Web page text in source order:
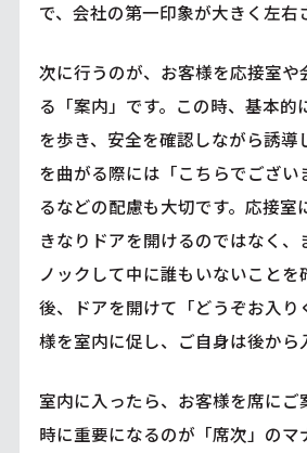
で、会社の第一印象が大きく左右
次に行うのが、お客様を応接室や
る「案内」です。この時、基本的
を歩き、安全を確認しながら誘導
を曲がる際には「こちらでござい
るなどの配慮も大切です。応接室
きなりドアを開けるのではなく、
ノックして中に誰もいないことを
後、ドアを開けて「どうぞお入り
様を室内に促し、ご自身は後から
室内に入ったら、お客様を席にご
時に重要になるのが「席次」のマ